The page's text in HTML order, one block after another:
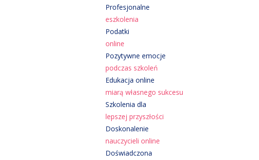
Profesjonalne
eszkolenia
Podatki
online
Pozytywne emocje
podczas szkoleń
Edukacja online
miarą własnego sukcesu
Szkolenia dla
lepszej przyszłości
Doskonalenie
nauczycieli online
Doświadczona